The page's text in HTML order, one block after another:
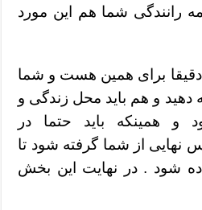
رانندگی شما هم این مورد
برای همین هست و شما
دهید و هم باید محل زندگی و
و همینکه باید حتما در
نهایی از شما گرفته شود تا
شود . در نهایت این بخش